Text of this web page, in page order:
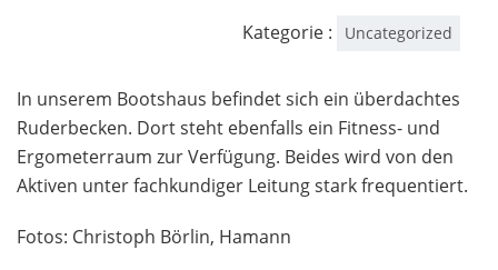
Kategorie : Uncategorized
In unserem Bootshaus befindet sich ein überdachtes
Ruderbecken. Dort steht ebenfalls ein Fitness- und
Ergometerraum zur Verfügung. Beides wird von den
Aktiven unter fachkundiger Leitung stark frequentiert.
Fotos: Christoph Börlin, Hamann